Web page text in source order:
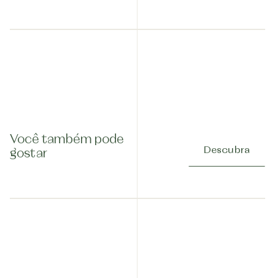
Você também pode
gostar
Descubra